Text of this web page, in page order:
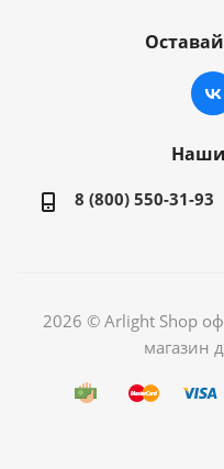
8 (800) 550-31-93
2026 © Arlight Shop
магазин